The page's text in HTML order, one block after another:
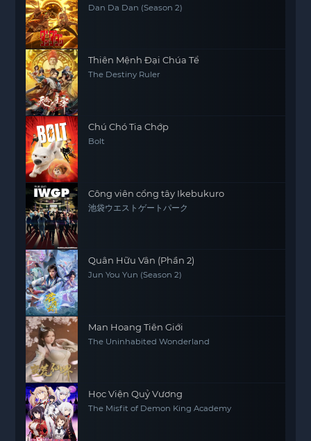
Dan Da Dan (Season 2)
Thiên Mệnh Đại Chúa Tể
The Destiny Ruler
Chú Chó Tia Chớp
Bolt
Công viên cổng tây Ikebukuro
池袋ウエストゲートパーク
Quân Hữu Vân (Phần 2)
Jun You Yun (Season 2)
Man Hoang Tiên Giới
The Uninhabited Wonderland
Học Viện Quỷ Vương
The Misfit of Demon King Academy